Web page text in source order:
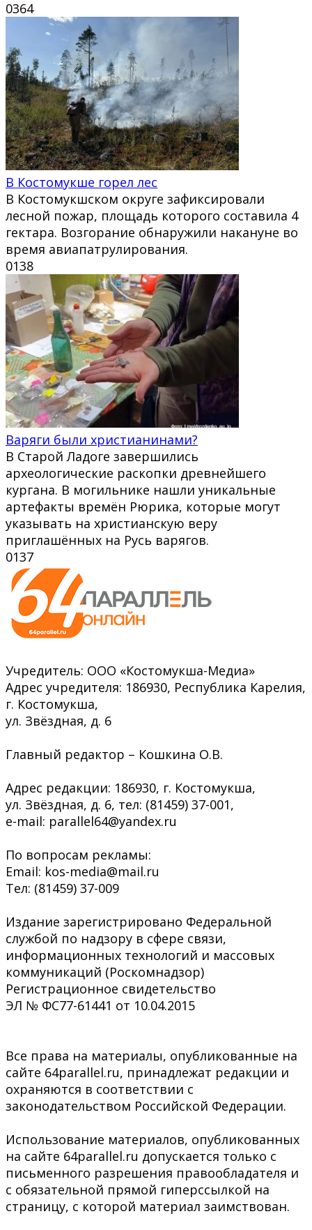
0364
В Костомукше горел лес
В Костомукшском округе зафиксировали
лесной пожар, площадь которого составила 4
гектара. Возгорание обнаружили накануне во
время авиапатрулирования.
0138
Варяги были христианинами?
В Старой Ладоге завершились
археологические раскопки древнейшего
кургана. В могильнике нашли уникальные
артефакты времён Рюрика, которые могут
указывать на христианскую веру
приглашённых на Русь варягов.
0137
Учредитель: ООО «Костомукша-Медиа»
Адрес учредителя: 186930, Республика Карелия,
г. Костомукша,
ул. Звёздная, д. 6
Главный редактор – Кошкина О.В.
Адрес редакции: 186930, г. Костомукша,
ул. Звёздная, д. 6, тел: (81459) 37-001,
e-mail: parallel64@yandex.ru
По вопросам рекламы:
Email: kos-media@mail.ru
Тел: (81459) 37-009
Издание зарегистрировано Федеральной
службой по надзору в сфере связи,
информационных технологий и массовых
коммуникаций (Роскомнадзор)
Регистрационное свидетельство
ЭЛ № ФС77-61441 от 10.04.2015
Все права на материалы, опубликованные на
сайте 64parallel.ru, принадлежат редакции и
охраняются в соответствии с
законодательством Российской Федерации.
Использование материалов, опубликованных
на сайте 64parallel.ru допускается только с
письменного разрешения правообладателя и
с обязательной прямой гиперссылкой на
страницу, с которой материал заимствован.